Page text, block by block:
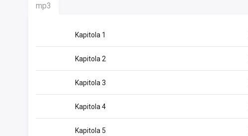
mp3
Kapitola 1
Kapitola 2
Kapitola 3
Kapitola 4
Kapitola 5